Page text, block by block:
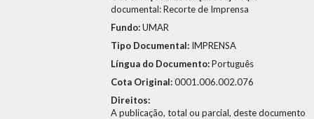
documental: Recorte de Imprensa
Fundo:UMAR
Tipo Documental: IMPRENSA
Língua do Documento:Português
Cota Original:0001.006.002.076
Direitos:
A publicação, total ou parcial, deste documento